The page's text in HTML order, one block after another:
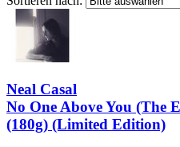
Neal Casal
No One Above You (The
(180g) (Limited Edition)